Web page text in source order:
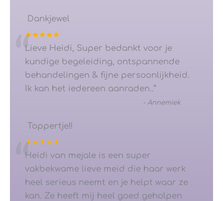
Dankjewel
★★★★★
“Lieve Heidi, Super bedankt voor je
kundige begeleiding, ontspannende
behandelingen & fijne persoonlijkheid.
Ik kan het iedereen aanraden..”
- Annemiek
Toppertje!!
★★★★★
“Heidi van mejale is een super
vakbekwame lieve meid die haar werk
heel serieus neemt en je helpt waar ze
kan. Ze heeft mij heel goed geholpen